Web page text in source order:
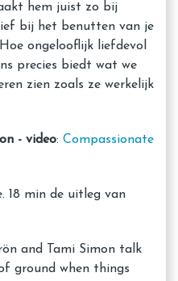
hem juist zo bij
bij het benutten van je
ongelooflijk liefdevol
precies biedt wat we
zien zoals ze werkelijk
- video: Compassionate
18 min de uitleg van
and Tami Simon talk
ground when things